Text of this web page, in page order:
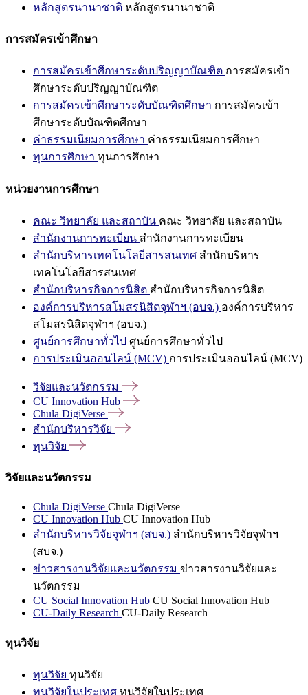
หลักสูตรนานาชาติ หลักสูตรนานาชาติ
การสมัครเข้าศึกษา
การสมัครเข้าศึกษาระดับปริญญาบัณฑิต การสมัครเข้า
ศึกษาระดับปริญญาบัณฑิต
การสมัครเข้าศึกษาระดับบัณฑิตศึกษา การสมัครเข้า
ศึกษาระดับบัณฑิตศึกษา
ค่าธรรมเนียมการศึกษา ค่าธรรมเนียมการศึกษา
ทุนการศึกษา ทุนการศึกษา
หน่วยงานการศึกษา
คณะ วิทยาลัย และสถาบัน คณะ วิทยาลัย และสถาบัน
สำนักงานการทะเบียน สำนักงานการทะเบียน
สำนักบริหารเทคโนโลยีสารสนเทศ สำนักบริหาร
เทคโนโลยีสารสนเทศ
สำนักบริหารกิจการนิสิต สำนักบริหารกิจการนิสิต
องค์การบริหารสโมสรนิสิตจุฬาฯ (อบจ.) องค์การบริหาร
สโมสรนิสิตจุฬาฯ (อบจ.)
ศูนย์การศึกษาทั่วไป ศูนย์การศึกษาทั่วไป
การประเมินออนไลน์ (MCV) การประเมินออนไลน์ (MCV)
วิจัยและนวัตกรรม
CU Innovation Hub
Chula DigiVerse
สำนักบริหารวิจัย
ทุนวิจัย
วิจัยและนวัตกรรม
Chula DigiVerse Chula DigiVerse
CU Innovation Hub CU Innovation Hub
สำนักบริหารวิจัยจุฬาฯ (สบจ.) สำนักบริหารวิจัยจุฬาฯ
(สบจ.)
ข่าวสารงานวิจัยและนวัตกรรม ข่าวสารงานวิจัยและ
นวัตกรรม
CU Social Innovation Hub CU Social Innovation Hub
CU-Daily Research CU-Daily Research
ทุนวิจัย
ทุนวิจัย ทุนวิจัย
ทุนวิจัยในประเทศ ทุนวิจัยในประเทศ